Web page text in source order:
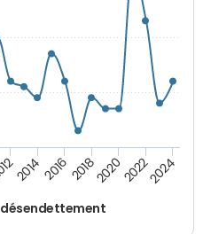
201420162018202020222024